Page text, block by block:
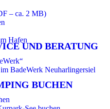
– ca. 2 MB)
Hafen
UND BERATUNG
BadeWerk Neuharlingersiel
BUCHEN